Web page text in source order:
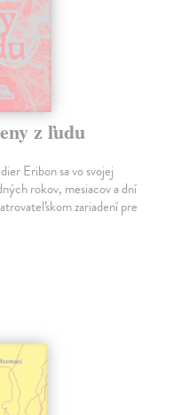
z ľudu
Eribon sa vo svojej
rokov, mesiacov a dní
zariadení pre